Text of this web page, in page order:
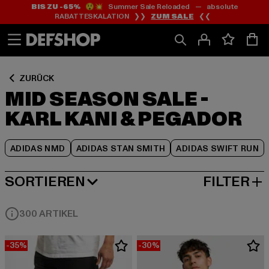
Zum
Inhalt
springen
Zum
Fußzeile
springen
BIS ZU -65%😲💥 Summer Sale Reloaded — absolute
RABATTESKALATION ❯❯ ZUM SALE ❮❮
ZURÜCK
MID SEASON SALE -
KARL KANI & PEGADOR
ADIDAS NMD ADIDAS STAN SMITH ADIDAS SWIFT RUN
Zum
Produktraster
springen
SORTIEREN
BELIEBTESTE FILTER
300 ARTIKEL
-35% -30%